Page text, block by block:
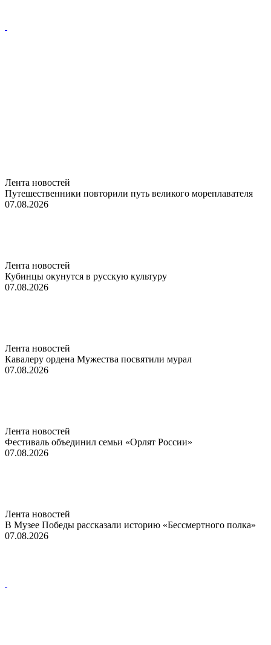
Лента новостей
Путешественники повторили путь великого мореплавателя
07.08.2026
Лента новостей
Кубинцы окунутся в русскую культуру
07.08.2026
Лента новостей
Кавалеру ордена Мужества посвятили мурал
07.08.2026
Лента новостей
Фестиваль объединил семьи «Орлят России»
07.08.2026
Лента новостей
В Музее Победы рассказали историю «Бессмертного полка»
07.08.2026